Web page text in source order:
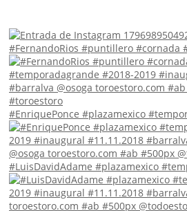
#FernandoRios #puntillero #cornada
#EnriquePonce #plazamexico
#LuisDavidAdame #plazamexico